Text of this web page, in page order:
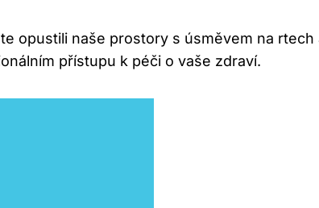
opustili naše prostory s úsměvem na
přístupu k péči o vaše zdraví.